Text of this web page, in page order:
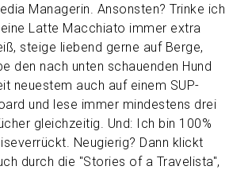
Managerin. Ansonsten? Trinke ich
Latte Macchiato immer extra
steige liebend gerne auf Berge,
den nach unten schauenden Hund
neuestem auch auf einem SUP-
und lese immer mindestens drei
gleichzeitig. Und: Ich bin 100%
Neugierig? Dann klickt
durch die "Stories of a Travelista",